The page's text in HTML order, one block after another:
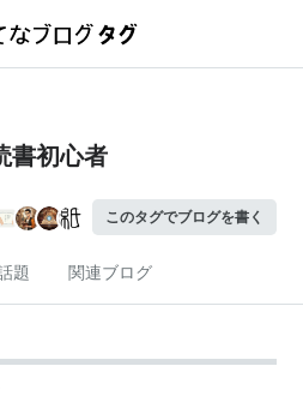
書初心者
このタグでブログを書く
題 関連ブログ